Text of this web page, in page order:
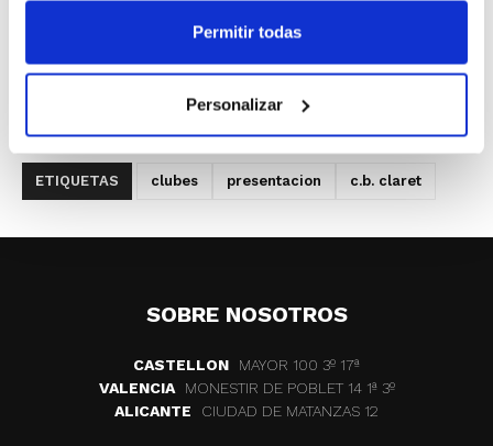
Permitir todas
Personalizar
ETIQUETAS clubes presentacion c.b. claret
SOBRE NOSOTROS
CASTELLON
MAYOR 100 3º 17ª
VALENCIA
MONESTIR DE POBLET 14 1ª 3º
ALICANTE
CIUDAD DE MATANZAS 12